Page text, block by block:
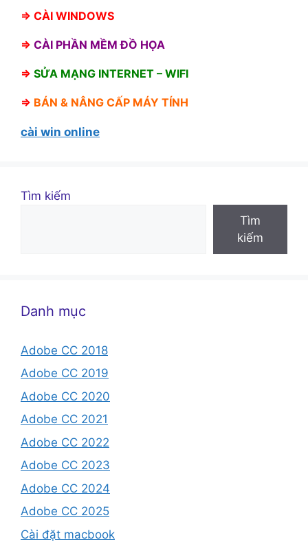
⇒ CÀI WINDOWS
⇒ CÀI PHẦN MỀM ĐỒ HỌA
⇒ SỬA MẠNG INTERNET – WIFI
⇒ BÁN & NÂNG CẤP MÁY TÍNH
cài win online
Tìm kiếm
Tìm
kiếm
Danh mục
Adobe CC 2018
Adobe CC 2019
Adobe CC 2020
Adobe CC 2021
Adobe CC 2022
Adobe CC 2023
Adobe CC 2024
Adobe CC 2025
Cài đặt macbook